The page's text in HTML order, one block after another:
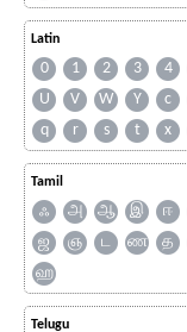
Latin
0 1 2 3 4
U
V W Y c
q
r s t x
Tamil
ஃ அ ஆ இ ஈ
ஜ
ஞ ட ண த
ஹ
Telugu